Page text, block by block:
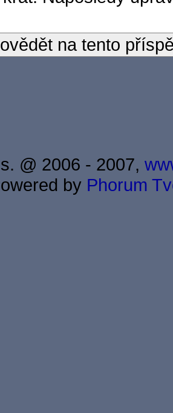
na tento
@ 2006 - 2007,
by Phorum